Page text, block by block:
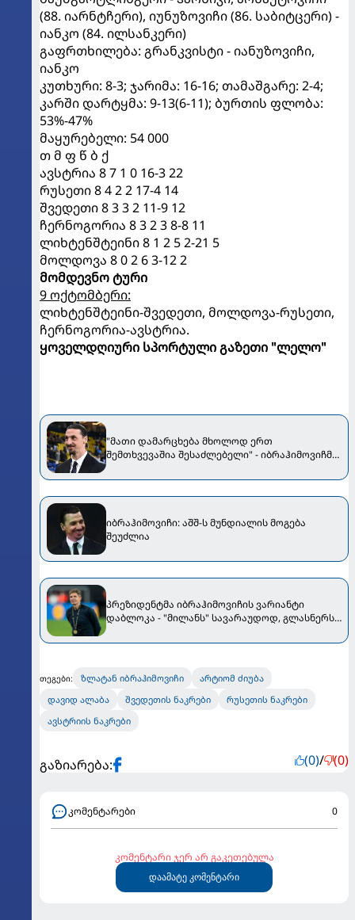
(88. იარნტჩერი), იუნუზოვიჩი (86. საბიტცერი) -
იანკო (84. ილსანკერი)
გაფრთხილება: გრანკვისტი - იანუზოვიჩი,
იანკო
კუთხური: 8-3; ჯარიმა: 16-16; თამაშგარე: 2-4;
კარში დარტყმა: 9-13(6-11); ბურთის ფლობა:
53%-47%
მაყურებელი: 54 000
თ მ ფ წ ბ ქ
ავსტრია 8 7 1 0 16-3 22
რუსეთი 8 4 2 2 17-4 14
შვედეთი 8 3 3 2 11-9 12
ჩერნოგორია 8 3 2 3 8-8 11
ლიხტენშტეინი 8 1 2 5 2-21 5
მოლდოვა 8 0 2 6 3-12 2
მომდევნო ტური
9 ოქტომბერი:
ლიხტენშტეინი-შვედეთი, მოლდოვა-რუსეთი,
ჩერნოგორია-ავსტრია.
ყოველდღიური სპორტული გაზეთი "ლელო"
"მათი დამარცხება მხოლოდ ერთ
შემთხვევაშია შესაძლებელი" - იბრაჰიმოვიჩმა
იბრაჰიმოვიჩი: აშშ-ს მუნდიალის მოგება
შეუძლია
პრეზიდენტმა იბრაჰიმოვიჩის ვარიანტი
დაბლოკა - "მილანს" სავარაუდოდ, გლასნერს
თეგები: ზლატან იბრაჰიმოვიჩი
არტიომ ძიუბა
დავიდ ალაბა
შვედეთის ნაკრები
რუსეთის ნაკრები
ავსტრიის ნაკრები
გაზიარება: (0)/ (0)
კომენტარები 0
კომენტარი ჯერ არ გაკეთებულა
დაამატე კომენტარი